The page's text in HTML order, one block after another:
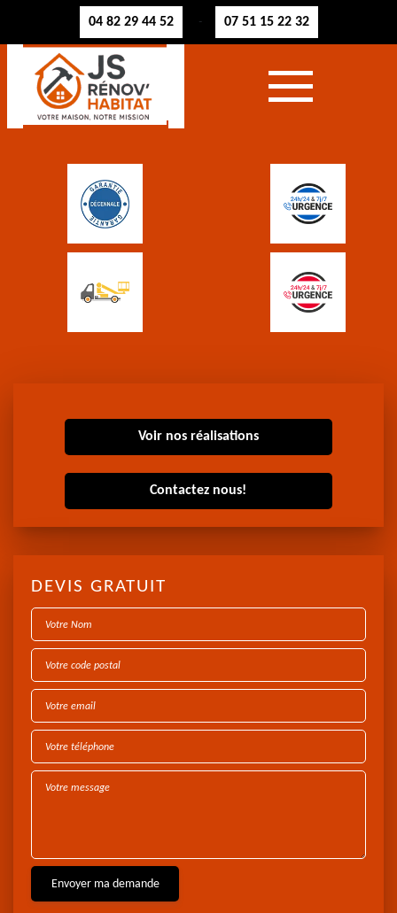
04 82 29 44 52 - 07 51 15 22 32
Voir nos réalisations
Contactez nous!
DEVIS GRATUIT